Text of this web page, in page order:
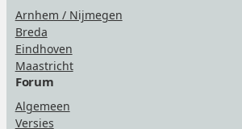
Arnhem / Nijmegen
Breda
Eindhoven
Maastricht
Forum
Algemeen
Versies